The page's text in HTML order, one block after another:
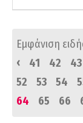
Εμφάνιση
‹
41 42 43
52
53 54
64
65 66